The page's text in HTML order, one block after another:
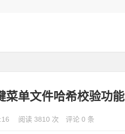
菜单文件哈希校验功能
阅读 3810 次 评论 0 条